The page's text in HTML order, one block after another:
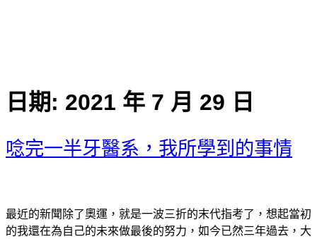
日期: 2021 年 7 月 29 日
唸完一半牙醫系，我所學到的事情
最近的新聞除了奧運，就是一波三折的末代指考了，想起當初
的我還在為自己的未來做最後的努力，如今已然三年過去，大